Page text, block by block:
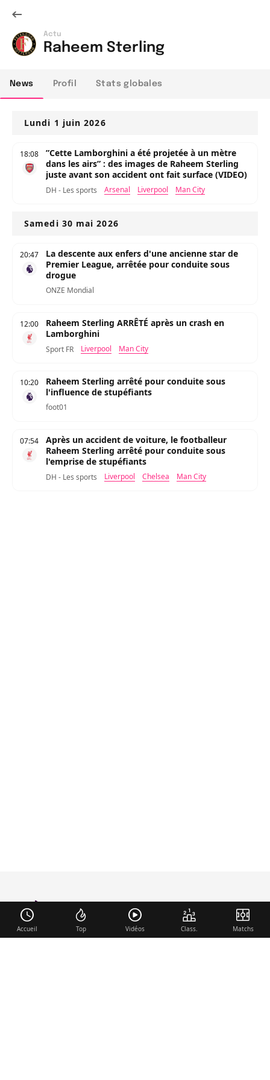
Actu
Raheem Sterling
News Profil Stats globales
Lundi 1 juin 2026
18:08
”Cette Lamborghini a été projetée à un mètre
dans les airs” : des images de Raheem Sterling
juste avant son accident ont fait surface (VIDEO)
DH - Les sports Arsenal Liverpool Man City
Samedi 30 mai 2026
20:47
La descente aux enfers d'une ancienne star de
Premier League, arrêtée pour conduite sous
drogue
ONZE Mondial
12:00
Raheem Sterling ARRÊTÉ après un crash en
Lamborghini
Sport FR Liverpool Man City
10:20
Raheem Sterling arrêté pour conduite sous
l'influence de stupéfiants
foot01
07:54
Après un accident de voiture, le footballeur
Raheem Sterling arrêté pour conduite sous
l'emprise de stupéfiants
DH - Les sports Liverpool Chelsea Man City
foot-anglais.com
Accueil Top Vidéos Class. Matchs